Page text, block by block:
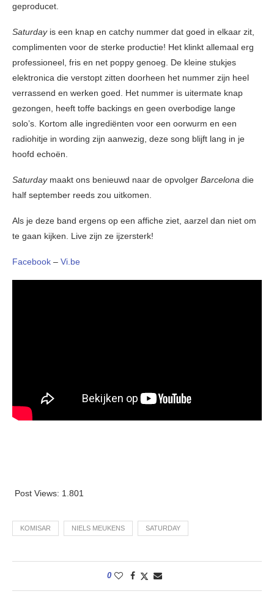
geproducet.
Saturdayis een knap en catchy nummer dat goed in elkaar zit,
complimenten voor de sterke productie! Het klinkt allemaal erg
professioneel, fris en net poppy genoeg. De kleine stukjes
elektronica die verstopt zitten doorheen het nummer zijn heel
verrassend en werken goed. Het nummer is uitermate knap
gezongen, heeft toffe backings en geen overbodige lange
solo’s. Kortom alle ingrediënten voor een oorwurm en een
radiohitje in wording zijn aanwezig, deze song blijft lang in je
hoofd echoën.
Saturdaymaakt ons benieuwd naar de opvolger Barcelona die
half september reeds zou uitkomen.
Als je deze band ergens op een affiche ziet, aarzel dan niet om
te gaan kijken. Live zijn ze ijzersterk!
Facebook – Vi.be
Post Views: 1.801
KOMISAR NIELS MEUKENS SATURDAY
0